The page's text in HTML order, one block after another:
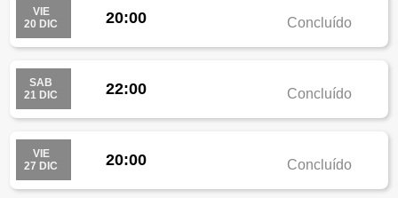
VIE
20 DIC
20:00 Concluído
SAB
21 DIC
22:00 Concluído
VIE
27 DIC
20:00 Concluído